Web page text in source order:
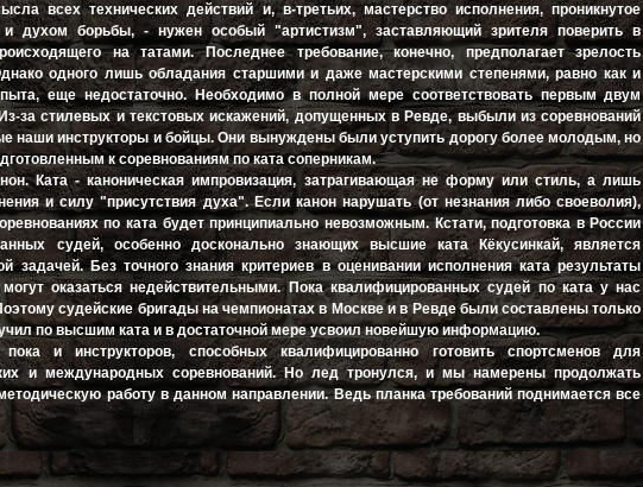
всех технических действий и, в-третьих, мастерство исполнения, проникнутое
духом борьбы, - нужен особый "артистизм", заставляющий зрителя поверить в
на татами. Последнее требование, конечно, предполагает зрелость
одного лишь обладания старшими и даже мастерскими степенями, равно как и
еще недостаточно. Необходимо в полной мере соответствовать первым двум
за стилевых и текстовых искажений, допущенных в Ревде, выбыли из соревнований
наши инструкторы и бойцы. Они вынуждены были уступить дорогу более молодым, но
к соревнованиям по ката соперникам.
Ката - каноническая импровизация, затрагивающая не форму или стиль, а лишь
и силу "присутствия духа". Если канон нарушать (от незнания либо своеволия),
по ката будет принципиально невозможным. Кстати, подготовка в России
судей, особенно досконально знающих высшие ката Кёкусинкай, является
задачей. Без точного знания критериев в оценивании исполнения ката результаты
могут оказаться недействительными. Пока квалифицированных судей по ката у нас
судейские бригады на чемпионатах в Москве и в Ревде были составлены только
по высшим ката и в достаточной мере усвоил новейшую информацию.
и инструкторов, способных квалифицированно готовить спортсменов для
и международных соревнований. Но лед тронулся, и мы намерены продолжать
работу в данном направлении. Ведь планка требований поднимается все